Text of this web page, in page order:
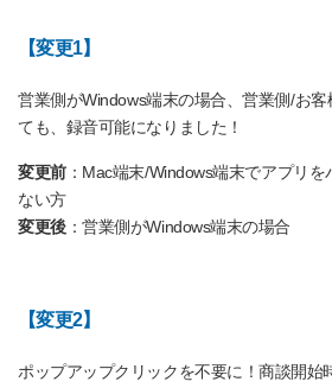
【変更1】
営業側がWindows端末の場合、営業側/お客
ても、録音可能になりました！
変更前：Mac端末/Windows端末でアプリ
ない方
変更後：営業側がWindows端末の場合
【変更2】
ポップアップクリックを不要に！商談開始